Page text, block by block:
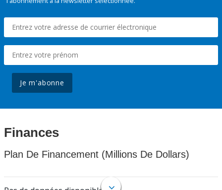
Je m'abonne
Finances
Plan De Financement (Millions De Dollars)